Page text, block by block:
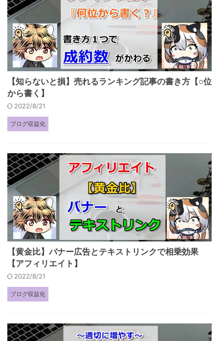
【知らないと損】売れるランキング記事の書き方【○位
から書く】
2022/8/21
ブログ収益化
【黄金比】バナー広告とテキストリンクで相乗効果
【アフィリエイト】
2022/8/21
ブログ収益化